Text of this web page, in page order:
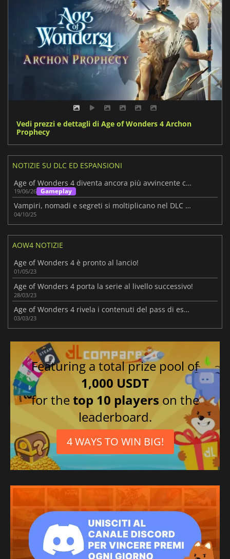
Vedi prezzi e dettagli di Age of Wonders 4 Archon
Prophecy
NOTIZIE SU DLC ED ESPANSIONI
Age of Wonders 4 diventa ancora più avvincente con Secrets of the Archmages
19/06/26 Gameplay
Vampiri, nomadi e segreti si moltiplicano nel DLC di Age of Wonders 4
04/10/25
AOW4 NOTIZIE
Age of Wonders 4 è pronto al lancio!
01/05/23
Age of Wonders 4 porta la serie al livello successivo!
28/03/23
Age of Wonders 4 rivela i contenuti del pass di espansione
03/03/23
Featuring a total prize pool of
1,000 USDT
for thetop 10 players on the
leaderboard.
4 WAYS TO WIN BIG!